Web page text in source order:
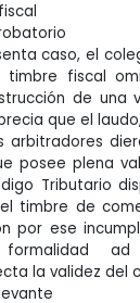
caso, el
fiscal
de una
que el
posee plena
Tributario
timbre de
por ese
ad
la validez del